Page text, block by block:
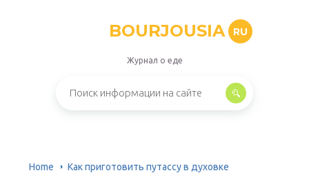
BOURJOUSIA RU
Журнал о еде
Home Как приготовить путассу в духовке